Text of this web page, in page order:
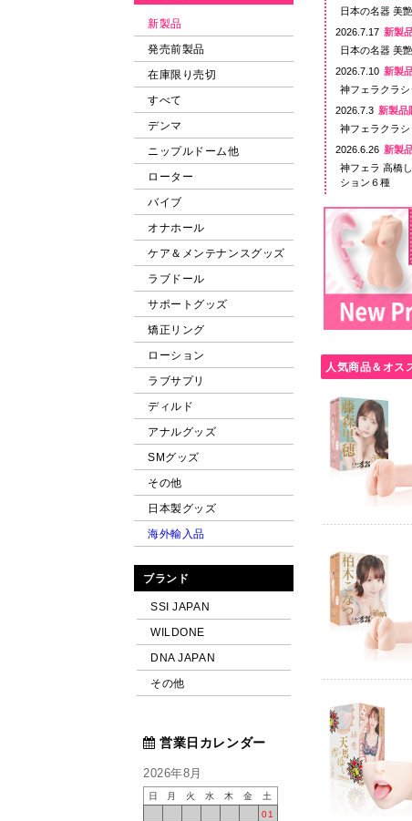
新製品
発売前製品
在庫限り売切
すべて
デンマ
ニップルドーム他
ローター
バイブ
オナホール
ケア＆メンテナンスグッズ
ラブドール
サポートグッズ
矯正リング
ローション
ラブサプリ
ディルド
アナルグッズ
SMグッズ
その他
日本製グッズ
海外輸入品
ブランド
SSI JAPAN
WILDONE
DNA JAPAN
その他
営業日カレンダー
2026年8月
日 月 火 水 木 金
土
01
日本の名器 美
2026.7.17 新製
日本の名器 美
2026.7.10 新製
神フェラクラ
2026.7.3 新製品
神フェラクラ
2026.6.26 新製
神フェラ 高橋
ション６種
ニップルカッ
2026.4.10 新製
藤森里穂がイ
2026.3.10
新製
神フェラ 水卜
アリス（電動
アリス特別バ
日本の名器 水
新製
神フェラ 宮下
2025.12.19
新
神フェラ 百永
2025.11.1 新製
神フェラ 山岸
2025.10.10
宮下玲奈がイ
新
日本の名器 楓ふ
2025.10.10
新
日本の名器 有岡
2025.10.10 新製
日本の名器 百
絶対イカせる
2025.9.3
新製
ミステリアス
2025.8.27
新製
限界突破クリ
2025.8.22 新製
神フェラ 青空
人気商品＆オス